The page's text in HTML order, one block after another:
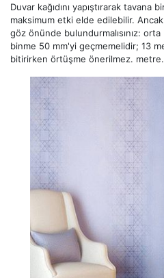
Duvar kağıdını yapıştırarak tavana
maksimum etki elde edilebilir.
göz önünde bulundurmalısınız:
binme 50 mm'yi geçmemelidir; 13
bitirirken örtüşme önerilmez. metre.